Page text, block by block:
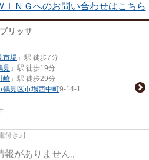
ＮＧへのお問い合わせはこちら
リッサ
市場 」駅 徒歩7分
見 」駅 徒歩19分
崎 」駅 徒歩29分
鶴見区市場西中町9-14-1
付き♪】
報がありません。